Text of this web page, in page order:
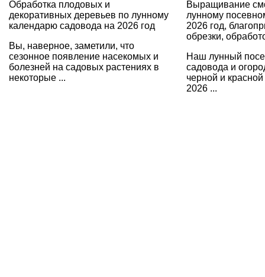
Обработка плодовых и
декоративных деревьев по лунному
календарю садовода на 2026 год
Вы, наверное, заметили, что
сезонное появление насекомых и
болезней на садовых растениях в
некоторые ...
Выращивание
лунному
2026 год,
обрезки,
Наш лунный
садовода и
черной и
2026 ...